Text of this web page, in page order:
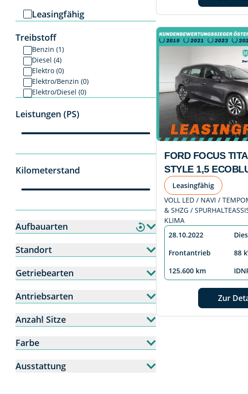
Leasingfähig
Treibstoff
Benzin (1)
Diesel (4)
Elektro (0)
Elektro/Benzin (0)
Elektro/Diesel (0)
Leistungen (PS)
Kilometerstand
Aufbauarten
Standort
Getriebearten
Antriebsarten
Anzahl Sitze
Farbe
Ausstattung
FORD FOCUS
STYLE 1,5
Leasingfähig
VOLL LED / NAVI /
& SHZG /
KLIMA
28.10.2022
Frontantrieb
88
125.600 km
Zur